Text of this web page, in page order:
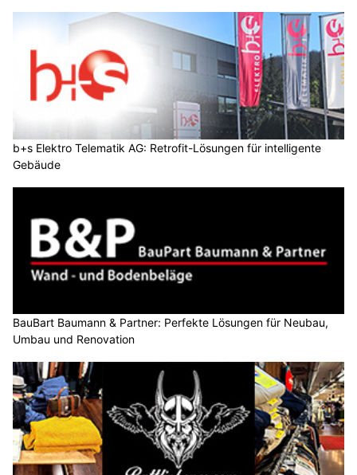
b+s Elektro Telematik AG: Retrofit-Lösungen für intelligente
Gebäude
BauBart Baumann & Partner: Perfekte Lösungen für Neubau,
Umbau und Renovation